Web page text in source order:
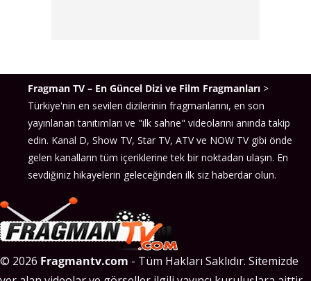
Fragman TV – En Güncel Dizi ve Film Fragmanları >
Türkiye'nin en sevilen dizilerinin fragmanlarını, en son
yayınlanan tanıtımları ve "ilk sahne" videolarını anında takip
edin. Kanal D, Show TV, Star TV, ATV ve NOW TV gibi önde
gelen kanalların tüm içeriklerine tek bir noktadan ulaşın. En
sevdiğiniz hikayelerin geleceğinden ilk siz haberdar olun.
© 2026 Fragmantv.com - Tüm Hakları Saklıdır. Sitemizde